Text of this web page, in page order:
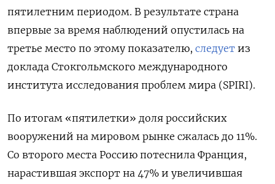
пятилетним периодом. В результате страна
впервые за время наблюдений опустилась на
третье место по этому показателю, следует из
доклада Стокгольмского международного
института исследования проблем мира (SPIRI).
По итогам «пятилетки» доля российских
вооружений на мировом рынке сжалась до 11%.
Со второго места Россию потеснила Франция,
нарастившая экспорт на 47% и увеличившая